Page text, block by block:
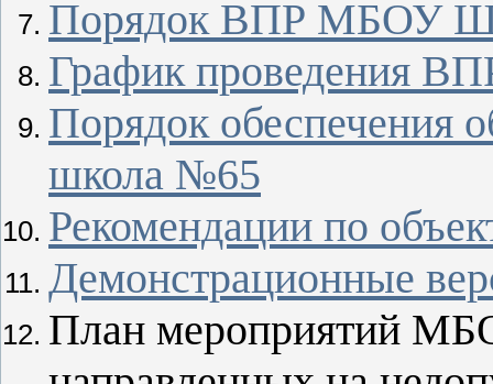
Порядок ВПР МБОУ
График проведения
Порядок
школа №65
Рекомендации по
Демонстрационные
План мероприятий